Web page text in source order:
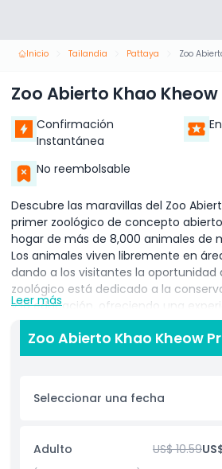
Inicio Tailandia Pattaya
Zoo Abierto Khao Kheow
Confirmación
Instantánea
No reembolsable
Descubre las maravillas del Zoo
primer zoológico de concepto abierto
hogar de más de 8,000 animales de
Los animales viven libremente en
dando a los visitantes la oportunidad
zoológico está dedicado a la
y la educación, ofreciendo una
educativa para niños y adultos por
En la Sabana Africana, puedes ver
leones, tigres y otros felinos salvajes.
de todo tipo. No pierdas la
parque de ciervos, donde los
Leer más
Zoo Abierto Khao Kheow
Seleccionar una fecha
Adulto US$ 10.59